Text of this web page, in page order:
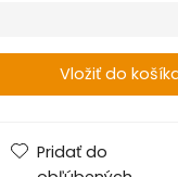
Pridať do